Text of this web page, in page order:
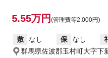
5.55万円 (管理費等2,000円)
敷 なし 保 なし
群馬県佐波郡玉村町大字下